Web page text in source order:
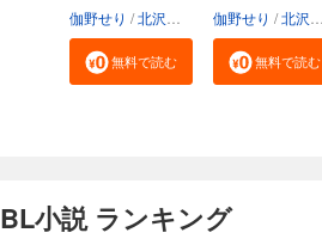
伽野せり 北沢きょう
無料で読む
伽野せり 北沢きょう
無料で読む
BL小説 ランキング